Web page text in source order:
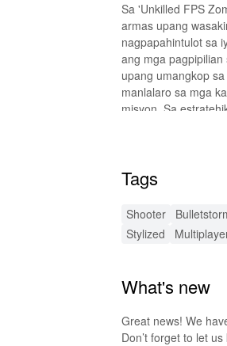
Sa 'Unkilled FPS
armas upang
nagpapahintulot sa
ang mga
upang umangkop
manlalaro sa mga
misyon. Sa
nangangailangan
Mga Multiplayer
Pagkakaiba-iba ng
Upgradable Skills
ang paraan ng
nakaka-captivate
Tags
Shooter
Stylized
What's new
Great news! We
Don’t forget to let